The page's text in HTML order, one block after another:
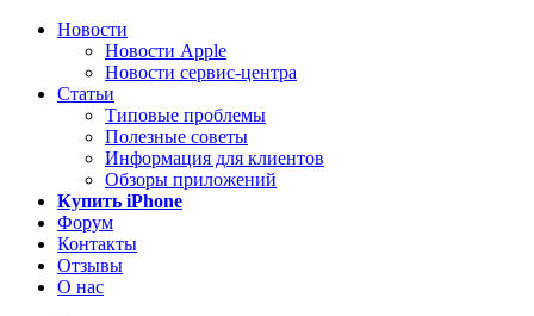
Новости
Новости Apple
Новости сервис-центра
Статьи
Типовые проблемы
Полезные советы
Информация для клиентов
Обзоры приложений
Купить iPhone
Форум
Контакты
Отзывы
О нас